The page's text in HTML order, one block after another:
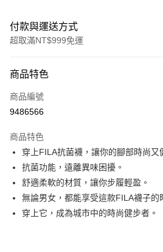
付款與運送方式
超取滿NT$999免運
信用卡一次付款
超商取貨付款
Apple Pay
街口支付
悠遊付
商品特色
商品編號
9486566
商品特色
穿上FILA抗菌襪，讓你的腳部時尚又
抗菌功能，遠離異味困擾。
舒適柔軟的材質，讓你步履輕盈。
無論男女，都能享受這款FILA襪子的
穿上它，成為城市中的時尚健步者。